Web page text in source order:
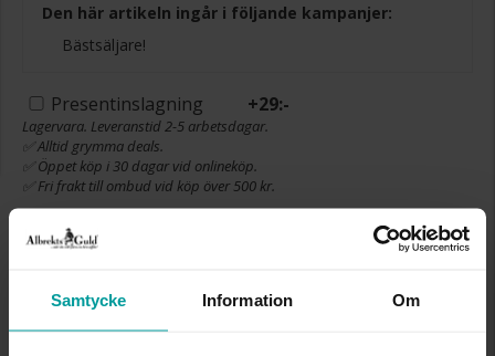
Samtycke Information Om
Den här artikeln ingår i följande kampanjer:
Bästsäljare!
Presentinslagning +29:-
Lagervara. Leveranstid 2-5 arbetsdagar.
✅ Alltid grymma deals.
✅ Öppet köp i 30 dagar vid onlineköp.
✅ Fri frakt till ombud vid köp över 500 kr.
LÄGG I VARUKORGEN